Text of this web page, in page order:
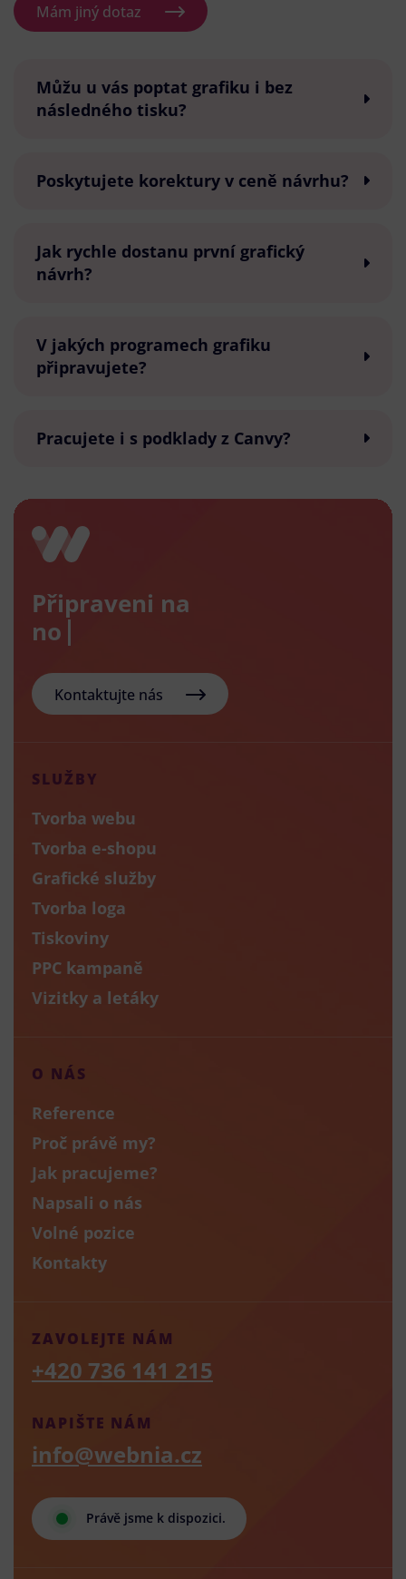
Mám jiný dotaz
Můžu u vás poptat grafiku i bez
následného tisku?
Poskytujete korektury v ceně návrhu?
Jak rychle dostanu první grafický
návrh?
V jakých programech grafiku
připravujete?
Pracujete i s podklady z Canvy?
Připraveni na
nový e-
Kontaktujte nás
SLUŽBY
Tvorba webu
Tvorba e-shopu
Grafické služby
Tvorba loga
Tiskoviny
PPC kampaně
Vizitky a letáky
O NÁS
Reference
Proč právě my?
Jak pracujeme?
Napsali o nás
Volné pozice
Kontakty
Právě jsme k dispozici.
NAPIŠTE NÁM
info@webnia.cz
ZAVOLEJTE NÁM
+420 736 141 215